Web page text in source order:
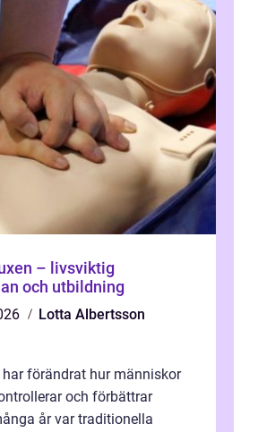
– livsviktig
och utbildning
Lotta Albertsson
förändrat hur människor
och förbättrar
år var traditionella